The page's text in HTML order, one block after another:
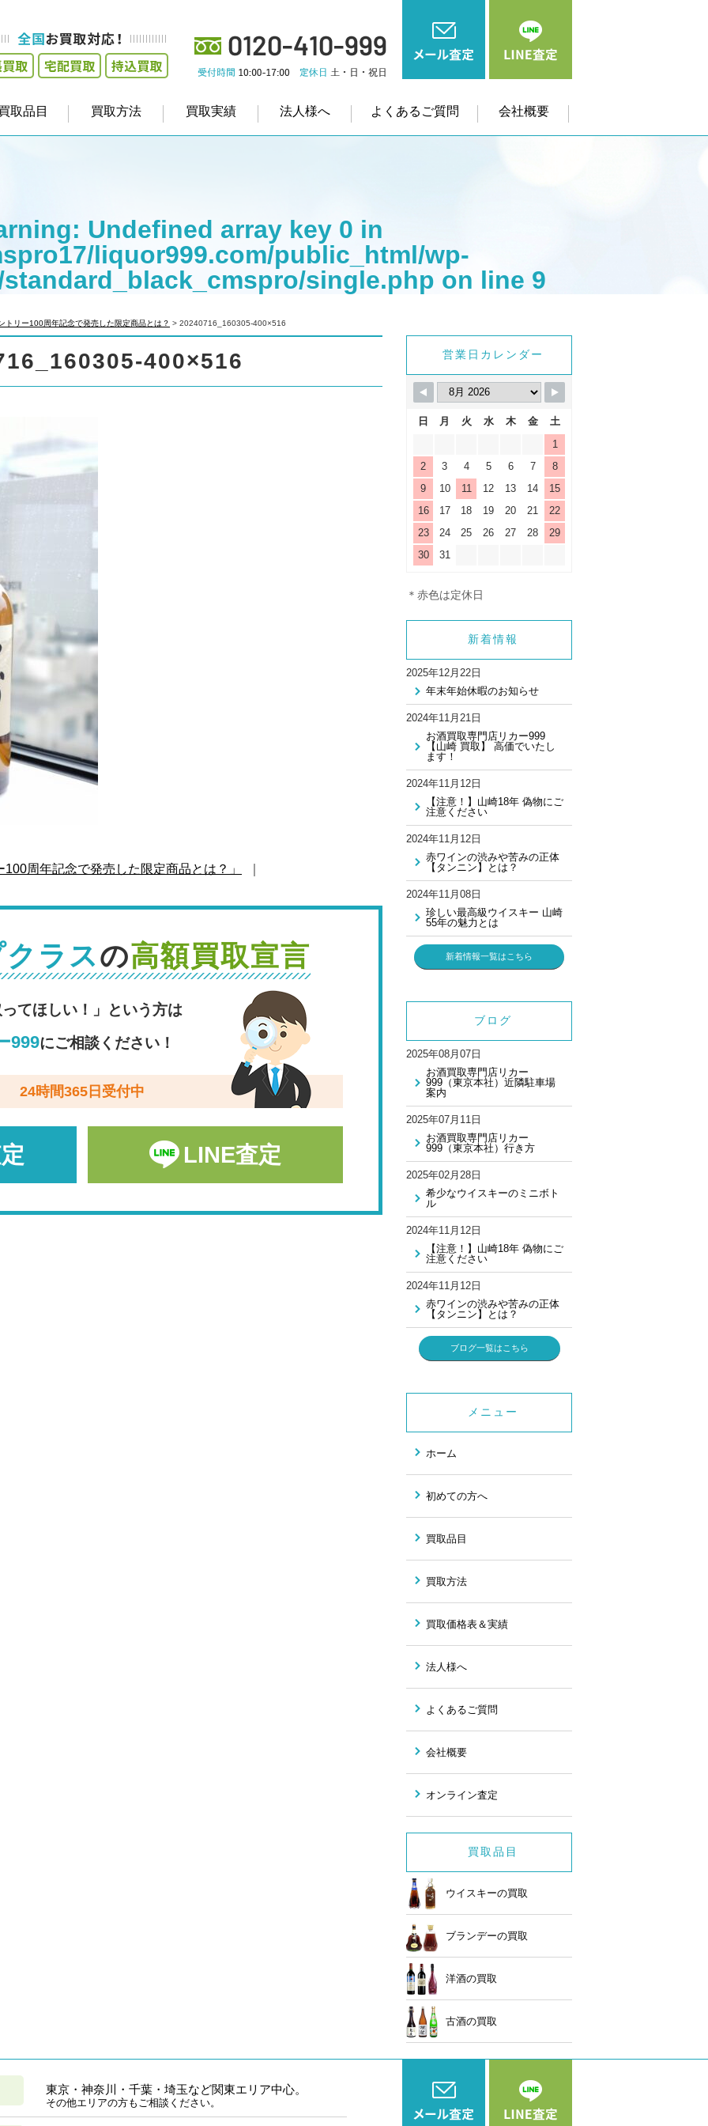
取品目 買取方法 買取実績 法人様へ よくあるご質問 会社概要
: Undefined array key 0 in
liquor999.com/public_html/wp-
single.php on line 9
to read property "cat_name" on null in
liquor999.com/public_html/wp-
single.phpon line9
トリー100周年記念で発売した限定商品とは？ > 20240716_160305-400×516
400×516
周年記念で発売した限定商品とは？」
ラスの高額買取宣言
てほしい！」という方は
999にご相談ください！
24時間365日受付中
LINE査定
営業日カレンダー
日 月 火 水 木 金
土
1
2
3 4 5 6 7
8
9
10 11 12 13 14
15
16
17 18 19 20 21
22
23
24 25 26 27 28
29
30
31
＊赤色は定休日
新着情報
2025年12月22日
年末年始休暇のお知らせ
2024年11月21日
お酒買取専門店リカー999
【山崎 買取】 高価でいたし
ます！
2024年11月12日
【注意！】山崎18年 偽物にご
注意ください
2024年11月12日
赤ワインの渋みや苦みの正体
【タンニン】とは？
2024年11月08日
珍しい最高級ウイスキー 山崎
55年の魅力とは
新着情報一覧はこちら
ブログ
2025年08月07日
お酒買取専門店リカー
999（東京本社）近隣駐車場
案内
2025年07月11日
お酒買取専門店リカー
999（東京本社）行き方
2025年02月28日
希少なウイスキーのミニボト
ル
2024年11月12日
【注意！】山崎18年 偽物にご
注意ください
2024年11月12日
赤ワインの渋みや苦みの正体
【タンニン】とは？
ブログ一覧はこちら
メニュー
ホーム
初めての方へ
買取品目
買取方法
買取価格表＆実績
法人様へ
よくあるご質問
会社概要
オンライン査定
買取品目
ウイスキーの買取
ブランデーの買取
洋酒の買取
古酒の買取
東京・神奈川・千葉・埼玉など関東エリア中心。
その他エリアの方もご相談ください。